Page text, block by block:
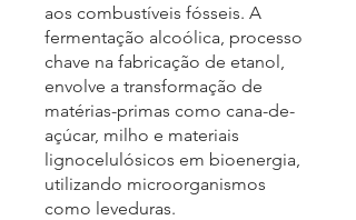
aos combustíveis fósseis. A
fermentação alcoólica, processo
chave na fabricação de etanol,
envolve a transformação de
matérias-primas como cana-de-
açúcar, milho e materiais
lignocelulósicos em bioenergia,
utilizando microorganismos
como leveduras.